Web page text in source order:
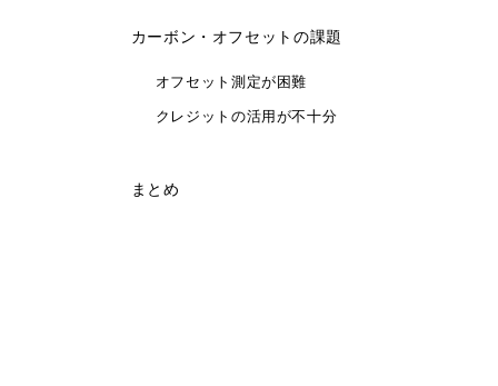
カーボン・オフセットの課題
オフセット測定が困難
クレジットの活用が不十分
まとめ